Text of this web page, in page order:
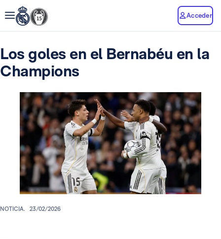
Acceder
Los goles en el Bernabéu en la
Champions
NOTICIA. 23/02/2026